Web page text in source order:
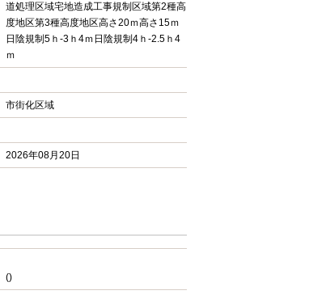
道処理区域宅地造成工事規制区域第2種高
度地区第3種高度地区高さ20ｍ高さ15ｍ
日陰規制5ｈ-3ｈ4ｍ日陰規制4ｈ-2.5ｈ4
ｍ
市街化区域
2026年08月20日
()